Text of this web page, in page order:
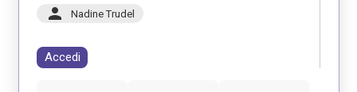
person Nadine Trudel
Accedi